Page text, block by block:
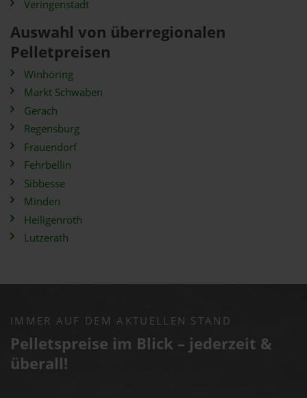
Veringenstadt
Auswahl von überregionalen
Pelletpreisen
Winhöring
Markt Schwaben
Gerach
Regensburg
Frauendorf
Fehrbellin
Sibbesse
Minden
Heiligenroth
Lutzerath
IMMER AUF DEM AKTUELLEN STAND
Pelletspreise im Blick – jederzeit &
überall!